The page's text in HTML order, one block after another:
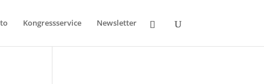
Kongressservice Newsletter